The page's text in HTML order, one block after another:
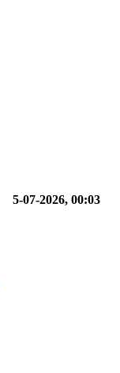
5-07-2026, 00:03